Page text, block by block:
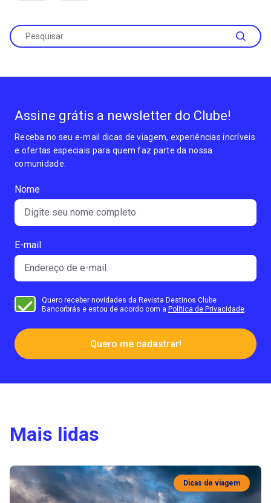
Assine grátis a newsletter do Clube!
Receba no seu e-mail dicas de viagem, experiências incríveis
e ofertas especiais para quem faz parte da nossa
comunidade.
Nome
E-mail
Quero receber novidades da Revista Destinos Clube
Bancorbrás e estou de acordo com aPolítica de Privacidade
Quero me cadastrar!
Mais lidas
Dicas de viagem